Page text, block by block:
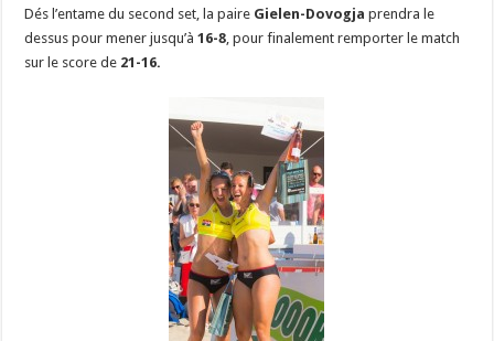
Dés l’entame du second set, la paire Gielen-Dovogjaprendra le
dessus pour mener jusqu’à16-8, pour finalement remporter le match
sur le score de 21-16.